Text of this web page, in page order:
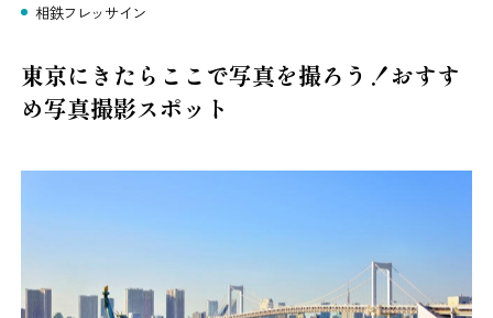
相鉄フレッサイン
東京にきたらここで写真を撮ろう！おすす
め写真撮影スポット